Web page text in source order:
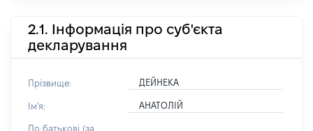
2.1. Інформація про суб'єкта
декларування
Прізвище: ДЕЙНЕКА
Ім'я: АНАТОЛІЙ
По батькові (за